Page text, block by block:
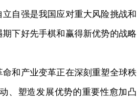
自强是我国应对重大风险挑战和
下好先手棋和赢得新优势的战略
和产业变革正在深刻重塑全球秩
、塑造发展优势的重要性愈加凸